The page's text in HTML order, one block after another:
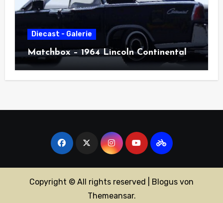
Diecast - Galerie
Matchbox – 1964 Lincoln Continental
Copyright © All rights reserved Blogus von
Themeansar.